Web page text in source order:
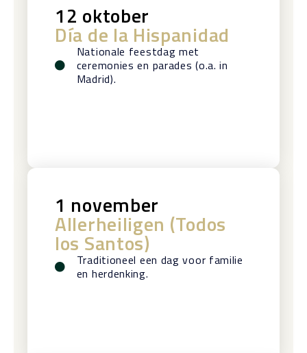
12 oktober
Día de la Hispanidad
Nationale feestdag met
ceremonies en parades (o.a. in
Madrid).
1 november
Allerheiligen (Todos
los Santos)
Traditioneel een dag voor familie
en herdenking.